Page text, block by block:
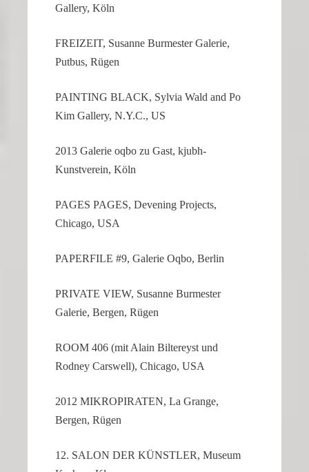
Gallery, Köln
FREIZEIT, Susanne Burmester Galerie,
Putbus, Rügen
PAINTING BLACK, Sylvia Wald and Po
Kim Gallery, N.Y.C., US
2013 Galerie oqbo zu Gast, kjubh-
Kunstverein, Köln
PAGES PAGES, Devening Projects,
Chicago, USA
PAPER­FILE #9, Galerie Oqbo, Berlin
PRIVATE VIEW, Susanne Burmester
Galerie, Bergen, Rügen
ROOM 406 (mit Alain Biltereyst und
Rodney Carswell), Chicago, USA
2012 MIKRO­PI­RATEN, La Grange,
Bergen, Rügen
12. SALON DER KÜNSTLER, Museum